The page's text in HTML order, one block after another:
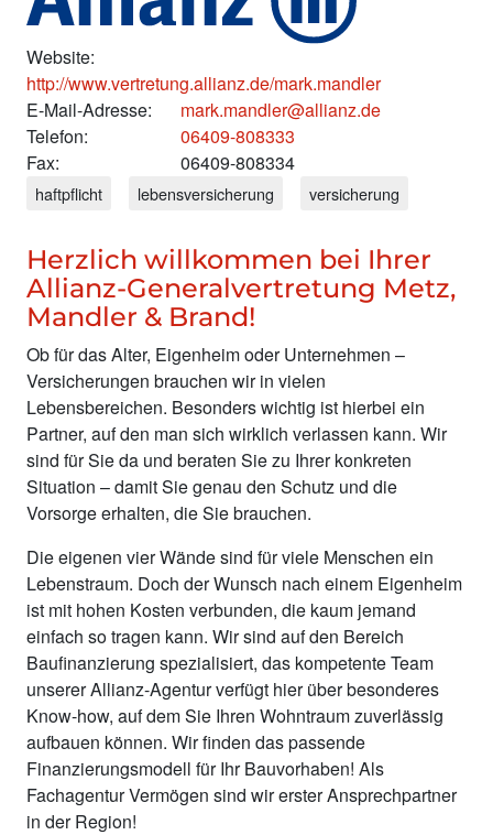
Website:
http://www.vertretung.allianz.de/mark.mandler
E-Mail-Adresse:
mark.mandler@allianz.de
Telefon:
06409-808333
Fax:
06409-808334
haftpflicht lebensversicherung versicherung
Herzlich willkommen bei Ihrer
Allianz-Generalvertretung Metz,
Mandler & Brand!
Ob für das Alter, Eigenheim oder Unternehmen –
Versicherungen brauchen wir in vielen
Lebensbereichen. Besonders wichtig ist hierbei ein
Partner, auf den man sich wirklich verlassen kann. Wir
sind für Sie da und beraten Sie zu Ihrer konkreten
Situation – damit Sie genau den Schutz und die
Vorsorge erhalten, die Sie brauchen.
Die eigenen vier Wände sind für viele Menschen ein
Lebenstraum. Doch der Wunsch nach einem Eigenheim
ist mit hohen Kosten verbunden, die kaum jemand
einfach so tragen kann. Wir sind auf den Bereich
Baufinanzierung spezialisiert, das kompetente Team
unserer Allianz-Agentur verfügt hier über besonderes
Know-how, auf dem Sie Ihren Wohntraum zuverlässig
aufbauen können. Wir finden das passende
Finanzierungsmodell für Ihr Bauvorhaben! Als
Fachagentur Vermögen sind wir erster Ansprechpartner
in der Region!